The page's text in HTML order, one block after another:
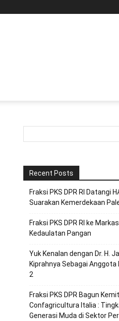
Recent Posts
Fraksi PKS DPR RI Datangi
Suarakan Kemerdekaan
Fraksi PKS DPR RI ke
Kedaulatan Pangan
Yuk Kenalan dengan Dr. H.
Kiprahnya Sebagai Anggota
2
Fraksi PKS DPR Bagun
Confagricultura Italia :
Generasi Muda di Sektor